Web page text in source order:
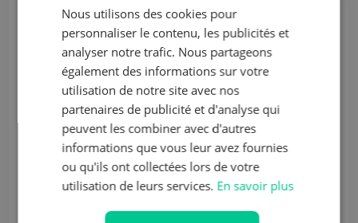
Comparez
1000/517 - 24/7 GR
Comparez
Ergo Profi Line 600 cuir
ASS
Nous utilisons des cookies pour
personnaliser le contenu, les publicités et
analyser notre trafic. Nous partageons
également des informations sur votre
utilisation de notre site avec nos
partenaires de publicité et d'analyse qui
peuvent les combiner avec d'autres
informations que vous leur avez fournies
ou qu'ils ont collectées lors de votre
utilisation de leurs services. En savoir plus